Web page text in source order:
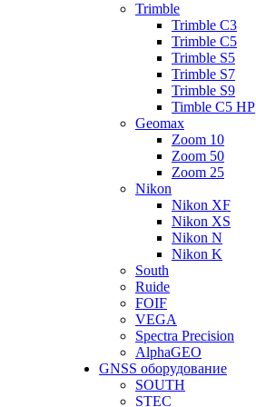
Trimble
Trimble C3
Trimble C5
Trimble S5
Trimble S7
Trimble S9
Timble C5 HP
Geomax
Zoom 10
Zoom 50
Zoom 25
Nikon
Nikon XF
Nikon XS
Nikon N
Nikon K
South
Ruide
FOIF
VEGA
Spectra Precision
AlphaGEO
GNSS оборудование
SOUTH
STEC